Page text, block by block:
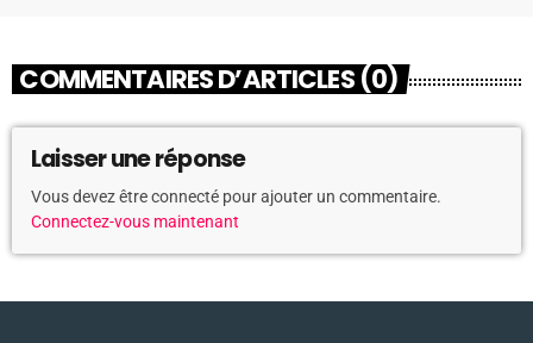
COMMENTAIRES D’ARTICLES (0)
Laisser une réponse
Vous devez être connecté pour ajouter un commentaire.
Connectez-vous maintenant